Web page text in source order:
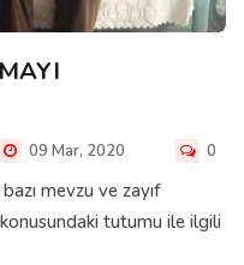
09 Mar, 2020 0
mevzu ve zayıf
konusundaki tutumu ile ilgili